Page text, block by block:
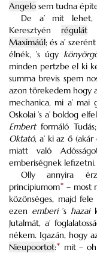
Angelo sem tudna
De a’ mit lehet,
Keresztyén régulát
Maximáúl; és a’
élnék, ’s úgy
minden pertzbe el ki
summa brevis spem
azon törekedem hogy
mechanica, mi a’ mai
Oskolai ’s a’ boldog
Embertformáló
Oktató, a’ ki az ő
miatt való
emberiségnek lefizetni.
Olly annyira
principiumom* – most
közönséges, majd
ezen emberi’s hazai
Jutalmát, a’
nékem. Igazán, hogy
Nieupoortot:* mit –